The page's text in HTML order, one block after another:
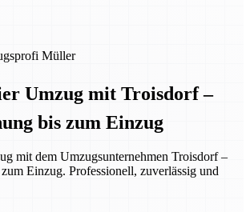
Müller
Umzug mit Troisdorf –
bis zum Einzug
mit dem Umzugsunternehmen Troisdorf –
Einzug. Professionell, zuverlässig und